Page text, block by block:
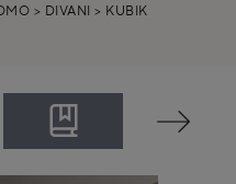
> DIVANI > KUBIK